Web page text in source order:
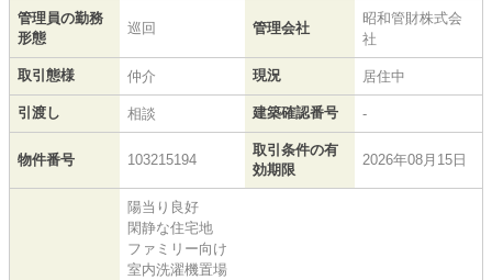
管理員の勤務
形態
巡回 管理会社
昭和管財株式会
社
取引態様 仲介 現況 居住中
引渡し 相談 建築確認番号 -
物件番号 103215194
取引条件の有
効期限
2026年08月15日
陽当り良好
閑静な住宅地
ファミリー向け
室内洗濯機置場